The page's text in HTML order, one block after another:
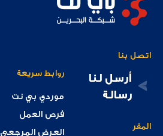
اتصل بنا
أرسل لنا
رسالة
المقر
روابط سريعة
موردي بي نت
فرص العمل
العرض المرجعي